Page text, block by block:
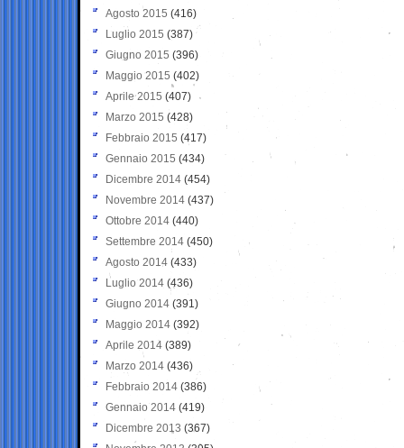
Agosto 2015 (416)
Luglio 2015 (387)
Giugno 2015 (396)
Maggio 2015 (402)
Aprile 2015 (407)
Marzo 2015 (428)
Febbraio 2015 (417)
Gennaio 2015 (434)
Dicembre 2014 (454)
Novembre 2014 (437)
Ottobre 2014 (440)
Settembre 2014 (450)
Agosto 2014 (433)
Luglio 2014 (436)
Giugno 2014 (391)
Maggio 2014 (392)
Aprile 2014 (389)
Marzo 2014 (436)
Febbraio 2014 (386)
Gennaio 2014 (419)
Dicembre 2013 (367)